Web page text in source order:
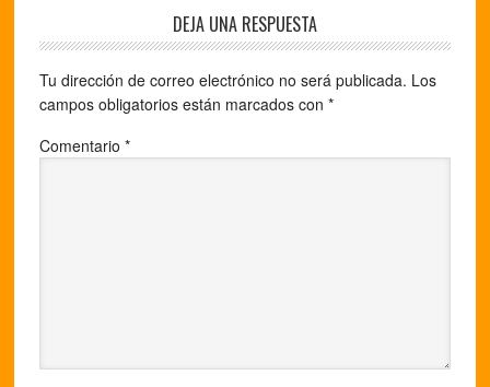
DEJA UNA RESPUESTA
Tu dirección de correo electrónico no será publicada. Los
campos obligatorios están marcados con *
Comentario *